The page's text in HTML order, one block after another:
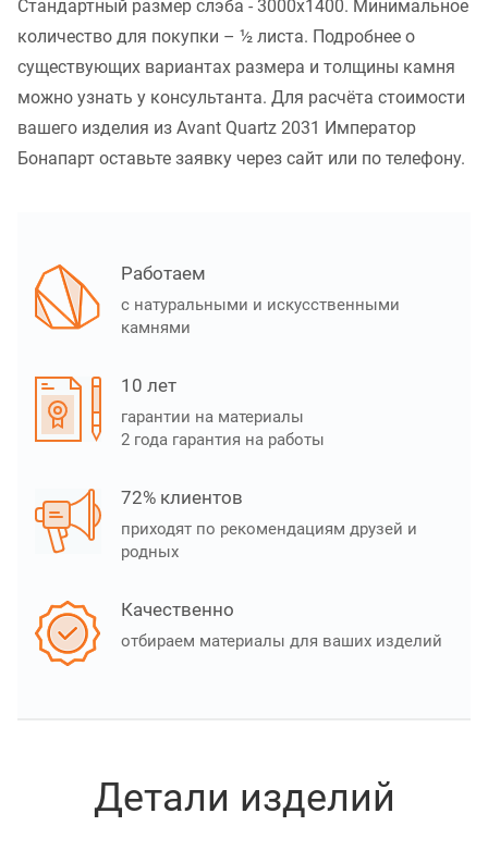
Стандартный размер слэба - 3000x1400. Минимальное
количество для покупки – ½ листа. Подробнее о
существующих вариантах размера и толщины камня
можно узнать у консультанта. Для расчёта стоимости
вашего изделия из Avant Quartz 2031 Император
Бонапарт оставьте заявку через сайт или по телефону.
Работаем
с натуральными и искусственными
камнями
10 лет
гарантии на материалы
2 года гарантия на работы
72% клиентов
приходят по рекомендациям друзей и
родных
Качественно
отбираем материалы для ваших изделий
Детали изделий